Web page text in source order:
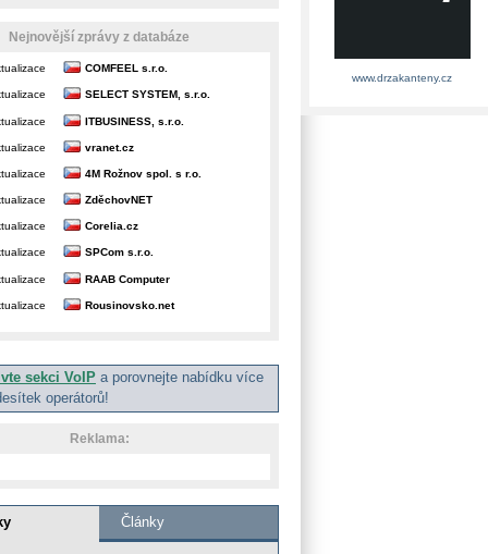
Nejnovější zprávy z databáze
COMFEEL s.r.o.
SELECT SYSTEM, s.r.o.
ITBUSINESS, s.r.o.
vranet.cz
4M Rožnov spol. s r.o.
ZděchovNET
Corelia.cz
SPCom s.r.o.
RAAB Computer
Rousinovsko.net
sekci VoIP a porovnejte nabídku více
operátorů!
Reklama:
www.drzakanteny.cz